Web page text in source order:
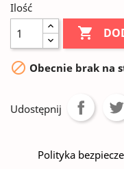
Ilość

 Obecnie brak na
Udostępnij
Polityka